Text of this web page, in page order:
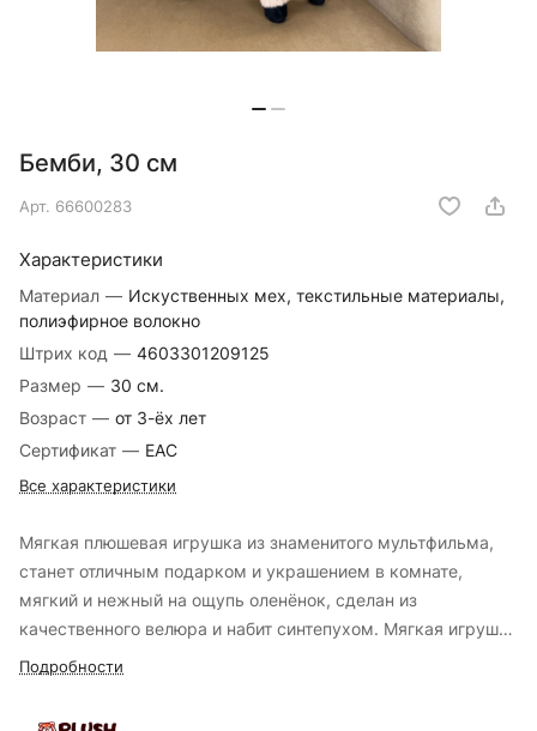
Бемби, 30 см
Арт. 66600283
Характеристики
Материал — Искуственных мех, текстильные материалы,
полиэфирное волокно
Штрих код — 4603301209125
Размер — 30 см.
Возраст — от 3-ёх лет
Сертификат — EAC
Все характеристики
Мягкая плюшевая игрушка из знаменитого мультфильма,
станет отличным подарком и украшением в комнате,
мягкий и нежный на ощупь оленёнок, сделан из
качественного велюра и набит синтепухом. Мягкая игрушка
- это жест заботы и любви, который оставит незабываемые
Подробности